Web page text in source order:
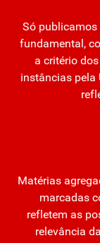
Só
fundamental,
a critério
instâncias pela
Matérias
marcadas
refletem as
relevância